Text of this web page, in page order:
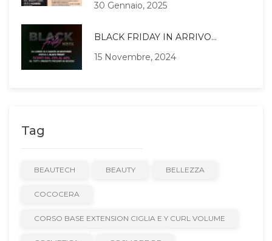
30 Gennaio, 2025
BLACK FRIDAY IN ARRIVO…
15 Novembre, 2024
Tag
BEAUTECH BEAUTY BELLEZZA
COCOCERA
CORSO BASE EXTENSION CIGLIA E Y CURL VOLUME